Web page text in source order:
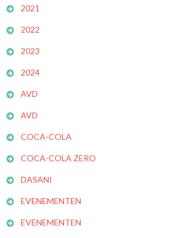
2021
2022
2023
2024
AVD
AVD
COCA-COLA
COCA-COLA ZERO
DASANI
EVENEMENTEN
EVENEMENTEN